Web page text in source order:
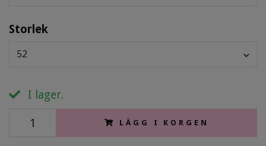
Storlek
52
I lager.
LÄGG I KORGEN